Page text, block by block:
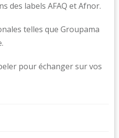
des labels AFAQ et Afnor.
telles que Groupama
pour échanger sur vos